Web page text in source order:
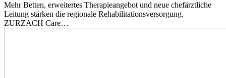
Mehr Betten, erweitertes Therapieangebot und neue chefärztliche
Leitung stärken die regionale Rehabilitationsversorgung.
ZURZACH Care…